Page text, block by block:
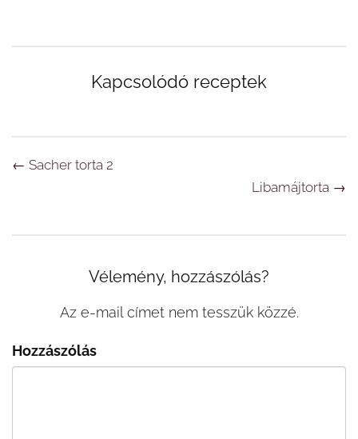
Kapcsolódó receptek
Navigáció
← Sacher torta 2
Libamájtorta →
Vélemény, hozzászólás?
Az e-mail címet nem tesszük közzé.
Hozzászólás